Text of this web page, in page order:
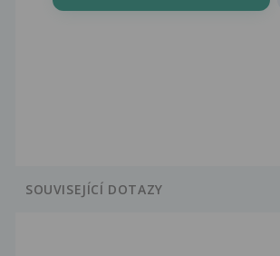
SOUVISEJÍCÍ DOTAZY